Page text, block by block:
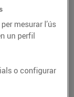
mesurar l’ús
un perfil
o configurar